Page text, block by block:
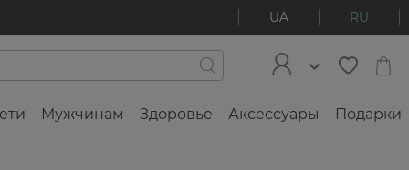
UA RU
Мужчинам Здоровье Аксессуары Подарки